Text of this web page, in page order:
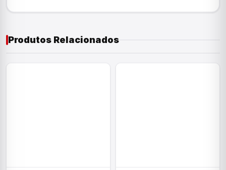
Produtos Relacionados